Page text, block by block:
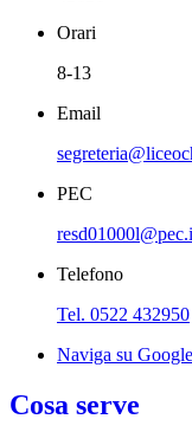
Orari
8-13
Email
PEC
Telefono
Tel. 0522 432950
Naviga su
Cosa serve